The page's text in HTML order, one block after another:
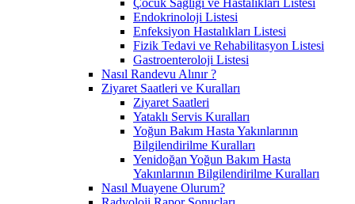
Endokrinoloji Listesi
Enfeksiyon Hastalıkları Listesi
Fizik Tedavi ve Rehabilitasyon Listesi
Gastroenteroloji Listesi
Nasıl Randevu Alınır ?
Ziyaret Saatleri ve Kuralları
Ziyaret Saatleri
Yataklı Servis Kuralları
Yoğun Bakım Hasta Yakınlarının
Bilgilendirilme Kuralları
Yenidoğan Yoğun Bakım Hasta
Yakınlarının Bilgilendirilme Kuralları
Nasıl Muayene Olurum?